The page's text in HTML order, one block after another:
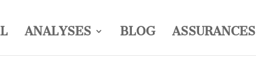
ANALYSES BLOG ASSURANCES